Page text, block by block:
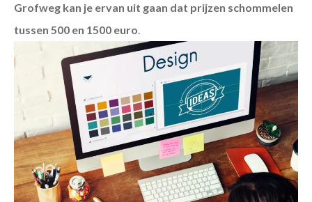
Grofweg kan je ervan uit gaan dat prijzen schommelen
tussen 500 en 1500 euro.